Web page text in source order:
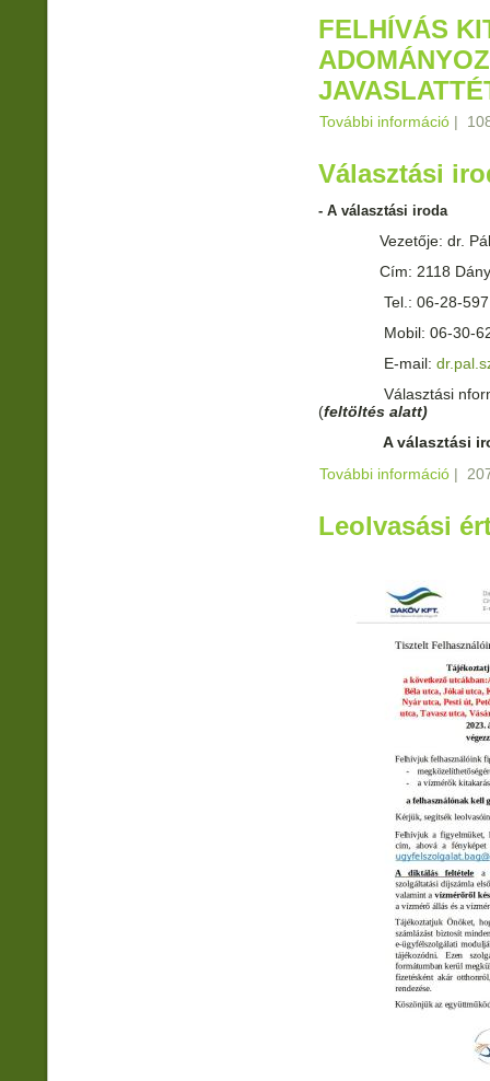
FELHÍVÁS
További információ |
Választási
- A választási iroda
Vezetője: dr. Pál
Cím: 2118 Dány,
Tel.: 06-28-
Mobil: 06-30-
E-mail:
Választási
(feltöltés alatt)
A választási
További információ |
Leolvasási